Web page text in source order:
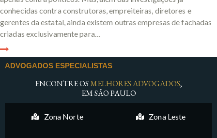
conhecidas contra construtoras, empreiteiras, diretores e
gerentes da estatal, ainda existem outras empresas de fachadas
criadas exclusivamente para…
ADVOGADOS ESPECIALISTAS
ENCONTRE OSMELHORES ADVOGADOS,
EM SÃO PAULO
Zona Norte Zona Leste